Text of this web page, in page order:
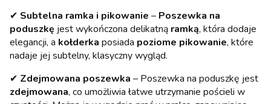
✔ Subtelna ramka i pikowanie – Poszewka na
poduszkę jest wykończona delikatną ramką, która dodaje
elegancji, a kołderka posiada poziome pikowanie, które
nadaje jej subtelny, klasyczny wygląd.
✔ Zdejmowana poszewka – Poszewka na poduszkę jest
zdejmowana, co umożliwia łatwe utrzymanie pościeli w